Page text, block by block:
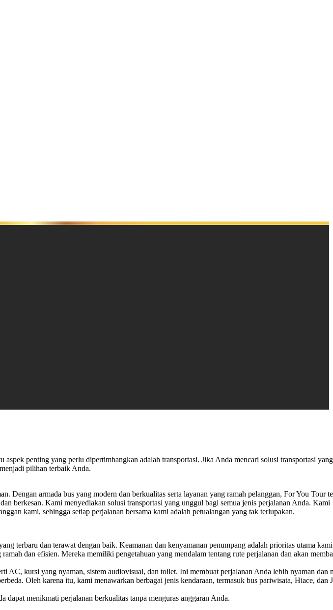
aspek penting yang perlu dipertimbangkan adalah transportasi. Jika Anda mencari solusi transportasi
pilihan terbaik Anda.
Dengan armada bus yang modern dan berkualitas serta layanan yang ramah pelanggan, For You Tour
berkesan. Kami menyediakan solusi transportasi yang unggul bagi semua jenis perjalanan Anda. Kami
kami, sehingga setiap perjalanan bersama kami adalah petualangan yang tak terlupakan.
terbaru dan terawat dengan baik. Keamanan dan kenyamanan penumpang adalah prioritas utama
dan efisien. Mereka memiliki pengetahuan yang mendalam tentang rute perjalanan dan akan
AC, kursi yang nyaman, sistem audiovisual, dan toilet. Ini membuat perjalanan Anda lebih nyaman dan
Oleh karena itu, kami menawarkan berbagai jenis kendaraan, termasuk bus pariwisata, Hiace, dan
dapat menikmati perjalanan berkualitas tanpa menguras anggaran Anda.